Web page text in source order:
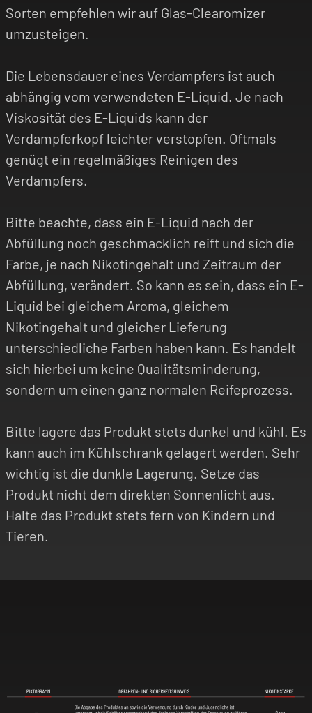
Sorten empfehlen wir auf Glas-Clearomizer
umzusteigen.
Die Lebensdauer eines Verdampfers ist auch
abhängig vom verwendeten E-Liquid. Je nach
Viskosität des E-Liquids kann der
Verdampferkopf leichter verstopfen. Oftmals
genügt ein regelmäßiges Reinigen des
Verdampfers.
Bitte beachte, dass ein E-Liquid nach der
Abfüllung noch geschmacklich reift und sich die
Farbe, je nach Nikotingehalt und Zeitraum der
Abfüllung, verändert. So kann es sein, dass ein E-
Liquid bei gleichem Aroma, gleichem
Nikotingehalt und gleicher Lieferung
unterschiedliche Farben haben kann. Es handelt
sich hierbei um keine Qualitätsminderung,
sondern um einen ganz normalen Reifeprozess.
Bitte lagere das Produkt stets dunkel und kühl. Es
kann auch im Kühlschrank gelagert werden. Sehr
wichtig ist die dunkle Lagerung. Setze das
Produkt nicht dem direkten Sonnenlicht aus.
Halte das Produkt stets fern von Kindern und
Tieren.